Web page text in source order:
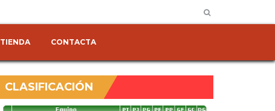
TIENDA CONTACTA
CLASIFICACIÓN